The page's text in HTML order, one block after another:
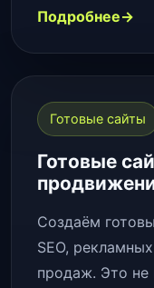
Подробнее
Готовые сайты
Готовые
Создаём
SEO,
продаж. Это не